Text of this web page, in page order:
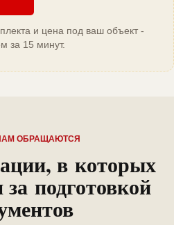
и цена под ваш объект -
за 15 минут.
ОБРАЩАЮТСЯ
в которых
подготовкой